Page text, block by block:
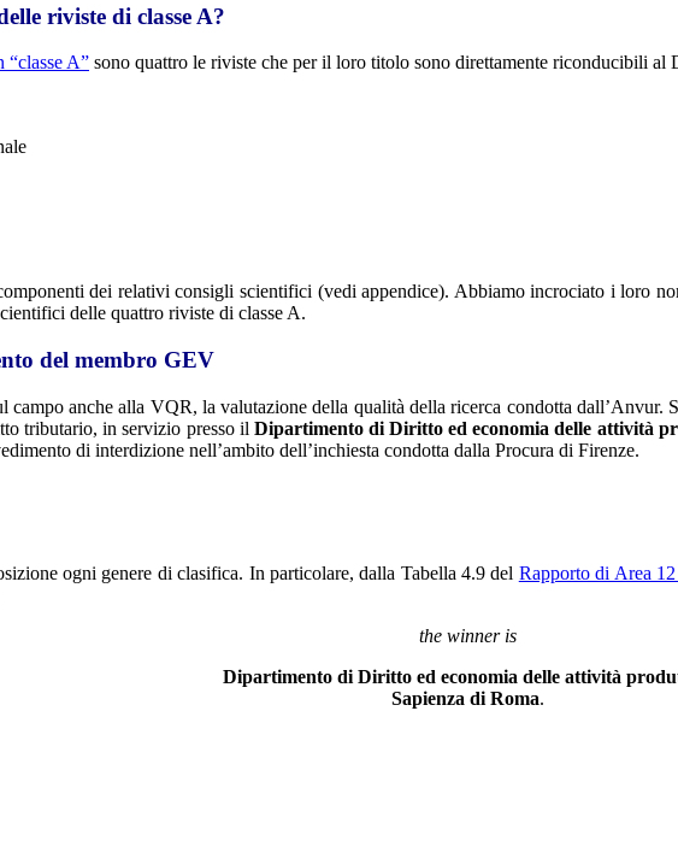
riviste di classe A?
A” sono quattro le riviste che per il loro titolo sono direttamente riconducibili al
dei relativi consigli scientifici (vedi appendice). Abbiamo incrociato i loro
delle quattro riviste di classe A.
del membro GEV
campo anche alla VQR, la valutazione della qualità della ricerca condotta dall’Anvur.
tributario, in servizio presso il Dipartimento di Diritto ed economia delle attività
di interdizione nell’ambito dell’inchiesta condotta dalla Procura di Firenze.
ogni genere di clasifica. In particolare, dalla Tabella 4.9 del Rapporto di Area
the winner is
Dipartimento di Diritto ed economia delle attività
Sapienza di Roma.